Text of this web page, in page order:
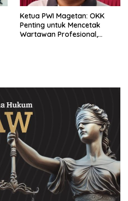
Ketua PWI Magetan: OKK
Penting untuk Mencetak
Wartawan Profesional,